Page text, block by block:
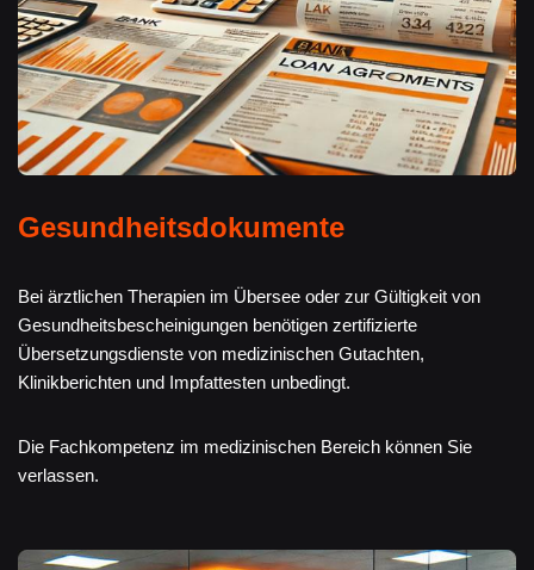
Gesundheitsdokumente
Bei ärztlichen Therapien im Übersee oder zur Gültigkeit von
Gesundheitsbescheinigungen benötigen zertifizierte
Übersetzungsdienste von medizinischen Gutachten,
Klinikberichten und Impfattesten unbedingt.
Die Fachkompetenz im medizinischen Bereich können Sie
verlassen.